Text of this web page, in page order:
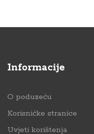
Informacije
O poduzeću
Korisnićke stranice
Uvjeti korištenja